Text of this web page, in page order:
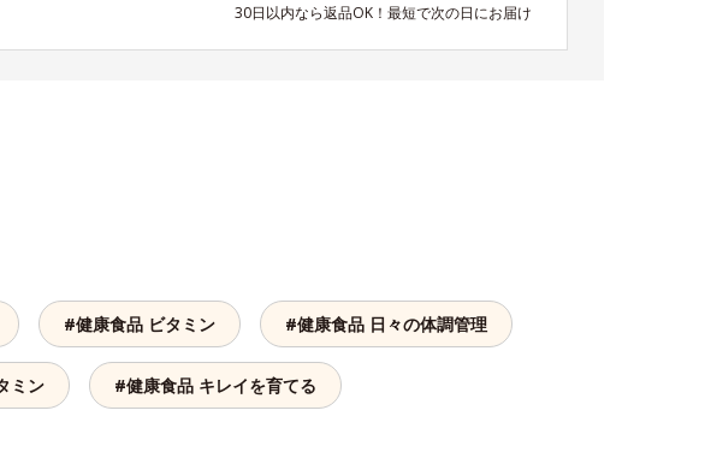
30日以内なら返品OK！最短で次の日にお届け
#健康食品 ビタミン #健康食品 日々の体調管理
ミン #健康食品 キレイを育てる